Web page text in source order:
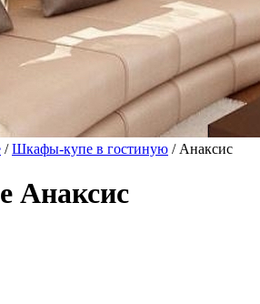
/Шкафы-купе в гостиную / Анаксис
Анаксис